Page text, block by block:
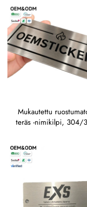
Mukautettu
teräs -nimikilpi, 304/
teollisuuskäyttöön
tarkoitetut korrosiosta